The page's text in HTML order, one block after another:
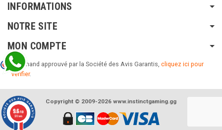
INFORMATIONS
NOTRE SITE
MON COMPTE
Marchand approuvé par la Société des Avis Garantis, cliquez ici pour
vérifier.
Copyright © 2009-2026 www.instinctgaming.gg
9.6/10
320 avis